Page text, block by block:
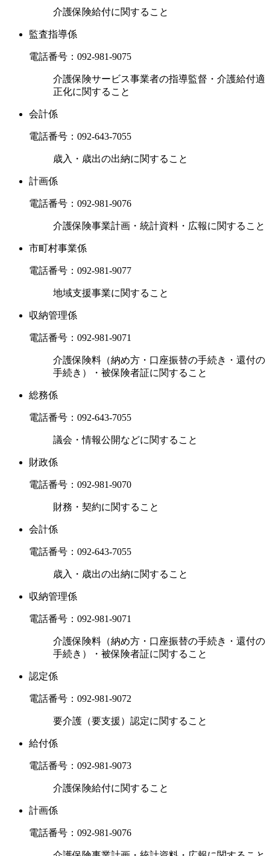
介護保険給付に関すること
監査指導係
電話番号： 092-981-9075
介護保険サービス事業者の指導監督・介護給付適
正化に関すること
会計係
電話番号： 092-643-7055
歳入・歳出の出納に関すること
計画係
電話番号： 092-981-9076
介護保険事業計画・統計資料・広報に関すること
市町村事業係
電話番号： 092-981-9077
地域支援事業に関すること
収納管理係
電話番号： 092-981-9071
介護保険料（納め方・口座振替の手続き・還付の
手続き）・被保険者証に関すること
総務係
電話番号： 092-643-7055
議会・情報公開などに関すること
財政係
電話番号： 092-981-9070
財務・契約に関すること
会計係
電話番号： 092-643-7055
歳入・歳出の出納に関すること
収納管理係
電話番号： 092-981-9071
介護保険料（納め方・口座振替の手続き・還付の
手続き）・被保険者証に関すること
認定係
電話番号： 092-981-9072
要介護（要支援）認定に関すること
給付係
電話番号： 092-981-9073
介護保険給付に関すること
計画係
電話番号： 092-981-9076